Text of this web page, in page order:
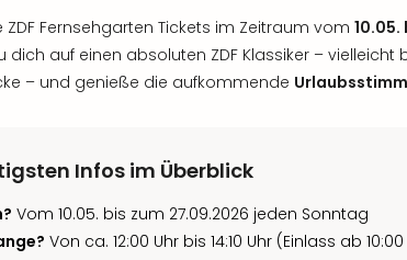
ZDF Fernsehgarten Tickets im Zeitraum vom 10.05.
dich auf einen absoluten ZDF Klassiker – vielleicht
– und genieße die aufkommende
Infos im Überblick
Vom 10.05. bis zum 27.09.2026 jeden Sonntag
Von ca. 12:00 Uhr bis 14:10 Uhr (Einlass ab